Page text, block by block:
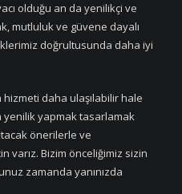
olduğu an da yenilikçi ve
mutluluk ve güvene dayalı
doğrultusunda daha iyi
daha ulaşılabilir hale
yenilik yapmak tasarlamak
önerilerle ve
varız. Bizim önceliğimiz sizin
zamanda yanınızda